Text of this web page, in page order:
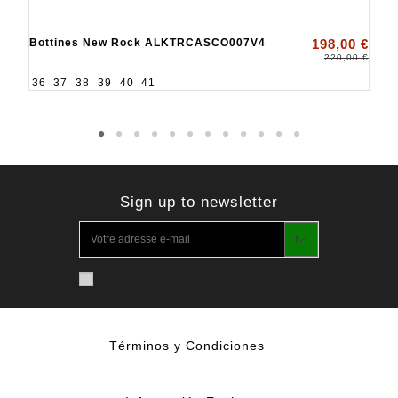
Bottines New Rock ALKTRCASCO007V4 198,00 €
220,00 €
36 37 38 39 40 41
Sign up to newsletter
Términos y Condiciones